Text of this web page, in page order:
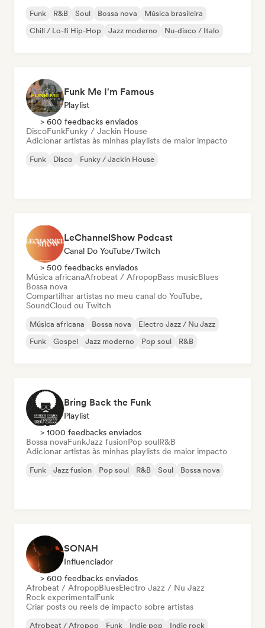
Funk R&B Soul Bossa nova
Música brasileira
Chill / Lo-fi Hip-Hop
Jazz moderno Nu-disco / Italo
Funk Me I'm Famous
Playlist
> 600 feedbacks enviados
DiscoFunkFunky / Jackin House
Adicionar artistas às minhas playlists de maior impacto
Funk Disco Funky / Jackin House
LeChannelShow Podcast
Canal Do YouTube/Twitch
> 500 feedbacks enviados
Música africanaAfrobeat / AfropopBass musicBlues
Bossa nova
Compartilhar artistas no meu canal do YouTube,
SoundCloud ou Twitch
Música africana Bossa nova
Electro Jazz / Nu Jazz
Funk
Gospel Jazz moderno Pop soul R&B
Bring Back the Funk
Playlist
> 1000 feedbacks enviados
Bossa novaFunkJazz fusionPop soulR&B
Adicionar artistas às minhas playlists de maior impacto
Funk Jazz fusion Pop soul R&B Soul Bossa nova
SONAH
Influenciador
> 600 feedbacks enviados
Afrobeat / AfropopBluesElectro Jazz / Nu Jazz
Rock experimentalFunk
Criar posts ou reels de impacto sobre artistas
Afrobeat / Afropop Funk Indie pop Indie rock